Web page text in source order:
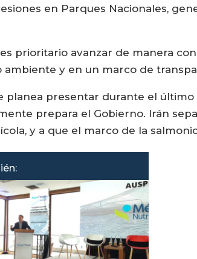
en Parques Nacionales,
prioritario avanzar de manera
y en un marco de
planea presentar durante el
prepara el Gobierno. Irán
y a que el marco de la